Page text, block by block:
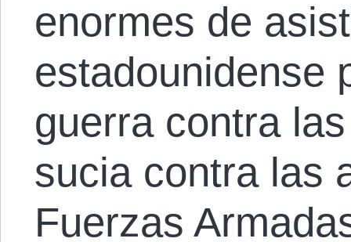
enormes de
estadounidense
guerra contra
sucia contra las
Fuerzas